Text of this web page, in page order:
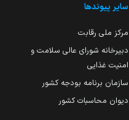
سایر پیوندها
مرکز ملی رقابت
دبیرخانه شورای عالی سلامت و
امنیت غذایی
سازمان برنامه بودجه کشور
دیوان محاسبات کشور